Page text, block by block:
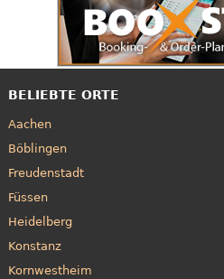
BELIEBTE ORTE
Aachen
Böblingen
Freudenstadt
Füssen
Heidelberg
Konstanz
Kornwestheim